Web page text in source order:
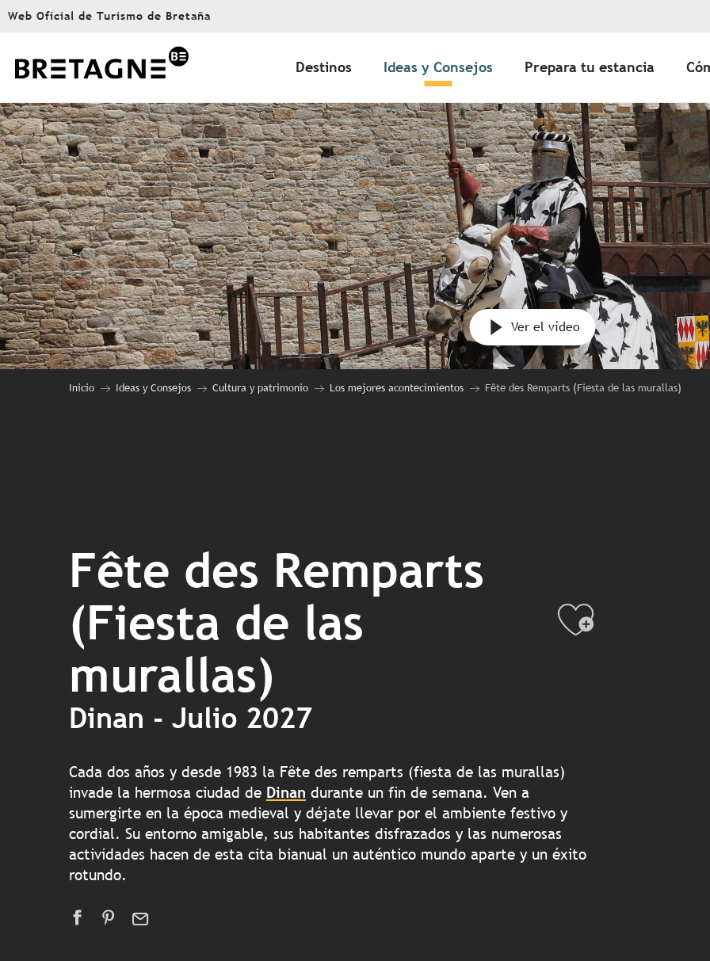
Aller
principal
Web Oficial de Turismo de Bretaña
Destinos Ideas y Consejos Prepara tu estancia
Ver el vídeo
Inicio Ideas y Consejos Cultura y patrimonio Los mejores acontecimientos Fête des Remparts (Fiesta de las murallas)
Fête des Remparts
(Fiesta de las
murallas)
Dinan - Julio 2027
Cada dos años y desde 1983 la Fête des remparts (fiesta de las murallas)
invade la hermosa ciudad de Dinan durante un fin de semana. Ven a
sumergirte en la época medieval y déjate llevar por el ambiente festivo y
cordial. Su entorno amigable, sus habitantes disfrazados y las numerosas
actividades hacen de esta cita bianual un auténtico mundo aparte y un éxito
rotundo.